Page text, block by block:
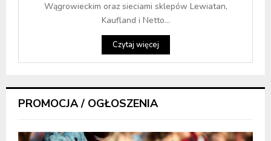
Wągrowieckim oraz sieciami sklepów Lewiatan,
Kaufland i Netto...
Czytaj więcej
PROMOCJA / OGŁOSZENIA